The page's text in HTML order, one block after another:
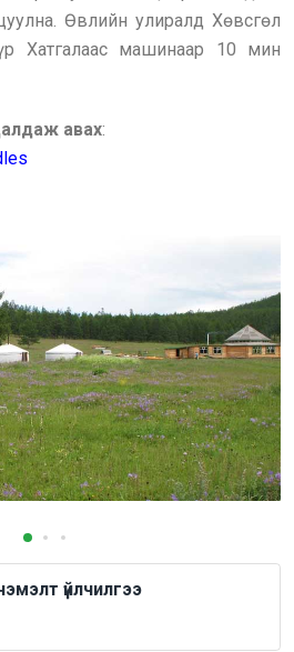
Өвлийн улиралд Хөвсгөл
Хатгалаас машинаар 10 мин
авах:
үйлчилгээ